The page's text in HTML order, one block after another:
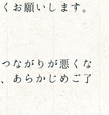
お願いします。
ながりが悪くな
あらかじめご了